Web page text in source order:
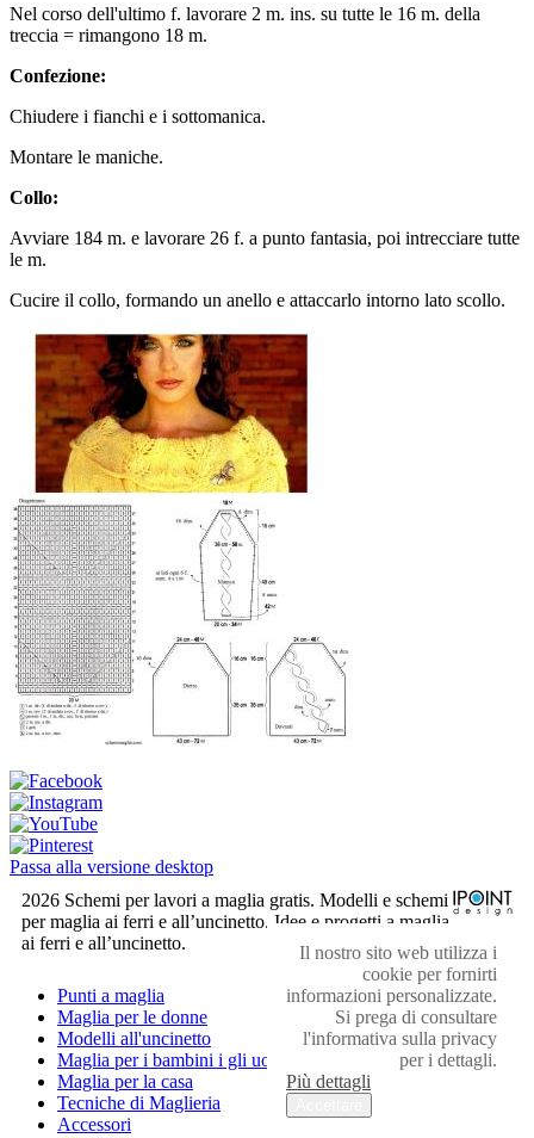
Nel corso dell'ultimo f. lavorare 2 m. ins. su tutte le 16 m. della
treccia = rimangono 18 m.
Confezione:
Chiudere i fianchi e i sottomanica.
Montare le maniche.
Collo:
Avviare 184 m. e lavorare 26 f. a punto fantasia, poi intrecciare tutte
le m.
Cucire il collo, formando un anello e attaccarlo intorno lato scollo.
Passa alla versione desktop
2026 Schemi per lavori a maglia gratis. Modelli e schemi
per maglia ai ferri e all’uncinetto. Idee e progetti a maglia
ai ferri e all’uncinetto.
Punti a maglia
Maglia per le donne
Modelli all'uncinetto
Maglia per i bambini i gli uomini
Maglia per la casa
Tecniche di Maglieria
Accessori
Il nostro sito web utilizza i
cookie per fornirti
informazioni personalizzate.
Si prega di consultare
l'informativa sulla privacy
per i dettagli.
Più dettagli